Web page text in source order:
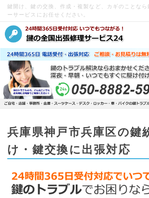
鍵開け、鍵の交換、作成・複製など、カギのことなら
ーサービスにお任せください。
兵庫県神戸市兵庫区の鍵
け・鍵交換に出張対応